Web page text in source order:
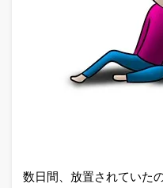
数日間、放置されていた